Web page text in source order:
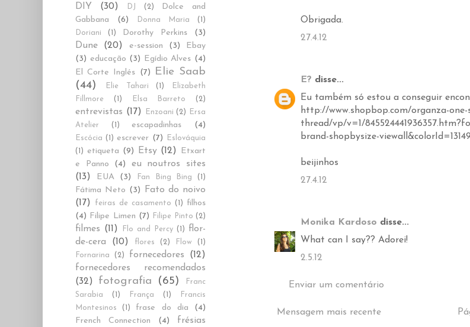
Obrigada.
27.4.12
E? disse...
Eu também só estou a conseguir
http://www.shopbop.com/organza-one-
thread/vp/v=1/
brand-shopbysize-viewall&colorId=13149
beijinhos
27.4.12
Monika Kardoso disse...
What can I say?? Adorei!
2.5.12
Enviar um comentário
Mensagem mais recente
DIY (30) DJ (2)
Dolce and
Gabbana
(6) Donna Maria
(1)
Doriani
(1) Dorothy Perkins (3)
Dune (20) e-session (3)
Ebay
(3) educação (3) Egídio Alves (4)
El Corte Inglés (7)
Elie Saab
(44)
Elie Tahari (1)
Elizabeth
Fillmore
(1) Elsa Barreto (2)
entrevistas (17) Enzoani (2)
Ersa
Atelier
(1) escapadinhas (4)
Escócia (1) escrever (7)
Eslováquia
(1)
etiqueta (9) Etsy (12)
Etxart
e Panno
(4)
eu noutros sites
(13)
EUA (3) Fan Bing Bing (1)
Fátima Neto (3)
Fato do noivo
(17)
feiras de casamento (1)
filhos
(4) Filipe Limen (7) Filipe Pinto (2)
filmes (11) Flo and Percy (1)
flor-
de-cera
(10) flores (2) Flow
(1)
Fornarina
(2) fornecedores
(12)
fornecedores recomendados
(32)
fotografia (65)
Franc
Sarabia
(1) França (1)
Francis
Montesinos
(1) frase do dia
(4)
French Connection
(4) frésias